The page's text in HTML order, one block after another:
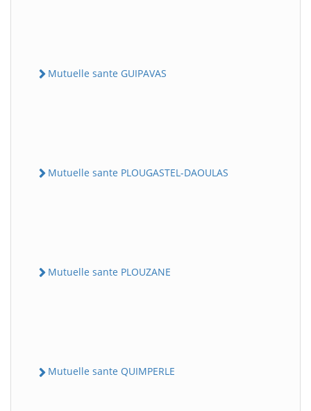
Mutuelle sante GUIPAVAS
Mutuelle sante PLOUGASTEL-DAOULAS
Mutuelle sante PLOUZANE
Mutuelle sante QUIMPERLE